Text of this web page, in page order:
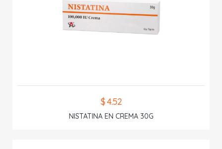
$ 4.52
NISTATINA EN CREMA 30G